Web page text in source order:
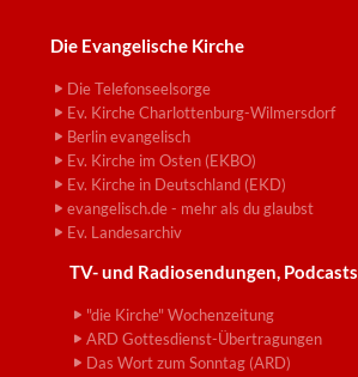
Die Evangelische Kirche
Die Telefonseelsorge
Ev. Kirche Charlottenburg-Wilmersdorf
Berlin evangelisch
Ev. Kirche im Osten (EKBO)
Ev. Kirche in Deutschland (EKD)
evangelisch.de - mehr als du glaubst
Ev. Landesarchiv
TV- und Radiosendungen, Podcasts
"die Kirche" Wochenzeitung
ARD Gottesdienst-Übertragungen
Das Wort zum Sonntag (ARD)